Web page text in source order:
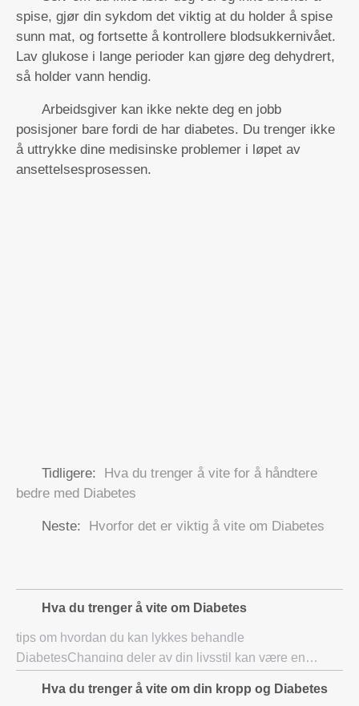
spise, gjør din sykdom det viktig at du holder å spise
sunn mat, og fortsette å kontrollere blodsukkernivået.
Lav glukose i lange perioder kan gjøre deg dehydrert,
så holder vann hendig.
Arbeidsgiver kan ikke nekte deg en jobb
posisjoner bare fordi de har diabetes. Du trenger ikke
å uttrykke dine medisinske problemer i løpet av
ansettelsesprosessen.
Tidligere:
Hva du trenger å vite for å håndtere
bedre med Diabetes
Neste: Hvorfor det er viktig å vite om Diabetes
Hva du trenger å vite om Diabetes
tips om hvordan du kan lykkes behandle
DiabetesChanging deler av din livsstil kan være en
gjøre disse endringene for å opprettholde din helse
Hva du trenger å vite om din kropp og Diabetes